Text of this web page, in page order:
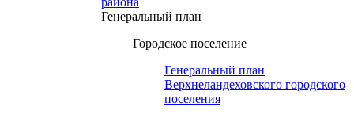
Генеральный план
Городское поселение
Генеральный план
Верхнеландеховского городского
поселения